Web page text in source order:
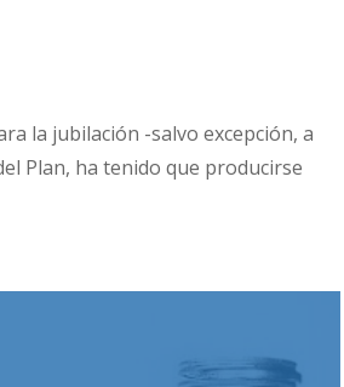
la jubilación -salvo excepción, a
Plan, ha tenido que producirse